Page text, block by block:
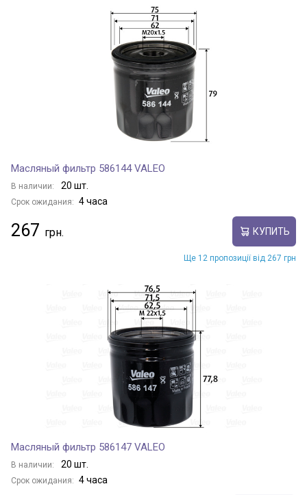
Масляный фильтр 586144 VALEO
В наличии: 20 шт.
Срок ожидания: 4 часа
267 КУПИТЬ
Ще 12 пропозиції від 267 грн
Масляный фильтр 586147 VALEO
В наличии: 20 шт.
Срок ожидания: 4 часа